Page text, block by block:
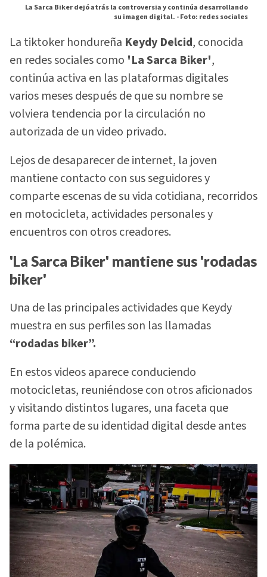
La Sarca Biker dejó atrás la controversia y continúa desarrollando
su imagen digital. -Foto: redes sociales
La tiktoker hondureña Keydy Delcid, conocida
en redes sociales como 'La Sarca Biker',
continúa activa en las plataformas digitales
varios meses después de que su nombre se
volviera tendencia por la circulación no
autorizada de un video privado.
Lejos de desaparecer de internet, la joven
mantiene contacto con sus seguidores y
comparte escenas de su vida cotidiana, recorridos
en motocicleta, actividades personales y
encuentros con otros creadores.
'La Sarca Biker' mantiene sus 'rodadas
biker'
Una de las principales actividades que Keydy
muestra en sus perfiles son las llamadas
“rodadas biker”.
En estos videos aparece conduciendo
motocicletas, reuniéndose con otros aficionados
y visitando distintos lugares, una faceta que
forma parte de su identidad digital desde antes
de la polémica.